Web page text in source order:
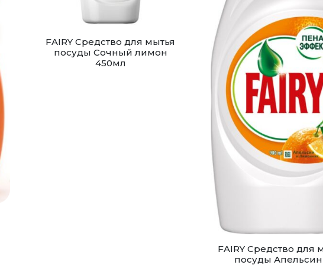
FAIRY Средство для мытья
посуды Сочный лимон
450мл
FAIRY Средство для
посуды